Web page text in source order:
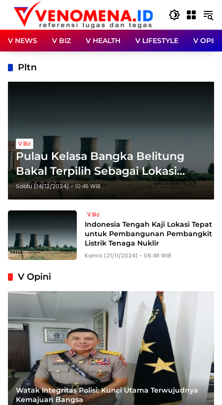
Langsung
konten
V NEWS V BIZ V HEALTH V LIFESTYLE V OPINI
Pltn
V Biz
Pulau Kelasa Bangka Belitung
Bakal Terpilih Sebagai Lokasi
Pembangkit Listrik Nuklir
Sabtu (14/12/2024) - 10:45 WIB
V Biz
Indonesia Tengah Kaji Lokasi Tepat
untuk Pembangunan Pembangkit
Listrik Tenaga Nuklir
Kamis (21/11/2024) - 06:48 WIB
V Opini
Watak Integritas Polisi: Kunci Utama Terwujudnya
Kemajuan Bangsa